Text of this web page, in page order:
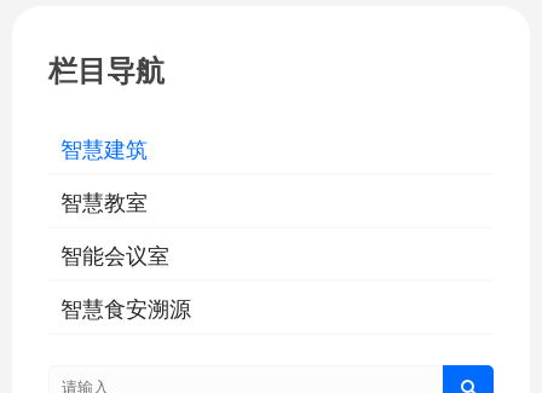
栏目导航
智慧建筑
智慧教室
智能会议室
智慧食安溯源